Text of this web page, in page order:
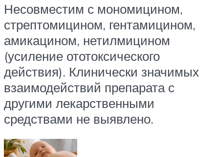
Несовместим с мономицином,
стрептомицином, гентамицином,
амикацином, нетилмицином
(усиление ототоксического
действия). Клинически значимых
взаимодействий препарата с
другими лекарственными
средствами не выявлено.